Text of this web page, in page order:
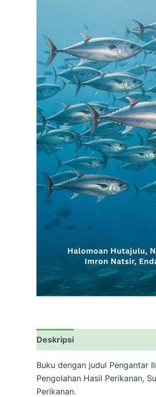
Deskripsi
Buku dengan judul Pengantar
Pengolahan Hasil Perikanan,
Perikanan.